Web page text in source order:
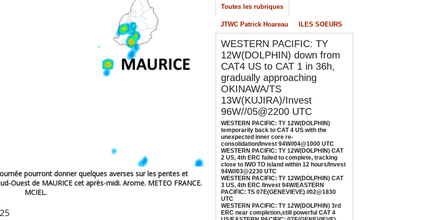
pourront donner quelques averses sur les pentes et
Ouest de MAURICE cet après-midi. Arome. METEO FRANCE.
MCIEL.
unexpected inner core re-
consolidation/Invest 94W//04@1000 UTC
08/04/2026 -PATRICK HOAREAU
WESTERN PACIFIC: TY 12W(DOLPHIN) CAT 2
US, 4th ERC failed to complete, tracking close
to IWO TO island within 12 hours/Invest
94W//03@2230 UTC
08/04/2026 -PATRICK HOAREAU
WESTERN PACIFIC: TY 12W(DOLPHIN) CAT 3
US, 4th ERC /Invest 94W/EASTERN PACIFIC:
TS 07E(GENEVIEVE) //02@1830 UTC
08/02/2026 -PATRICK HOAREAU
WESTERN PACIFIC: TY 12W(DOLPHIN) 3rd
ERC near completion,still powerful CAT 4
US/EASTERN PACIFIC: 07E(GENEVIEVE) nicely
depicted by SAR//01@1000 UTC
08/01/2026 -PATRICK HOAREAU
Toutes les rubriques
JTWC Patrick Hoareau ILES SOEURS
WESTERN PACIFIC: TY
12W(DOLPHIN) down from
CAT4 US to CAT 1 in 36h,
gradually approaching
OKINAWA/TS
13W(KUJIRA)/Invest
96W//05@2200 UTC
WESTERN PACIFIC: TY 12W(DOLPHIN)
temporarily back to CAT 4 US with the
unexpected inner core re-
consolidation/Invest 94W//04@1000 UTC
WESTERN PACIFIC: TY 12W(DOLPHIN) CAT
2 US, 4th ERC failed to complete, tracking
close to IWO TO island within 12 hours/Invest
94W//03@2230 UTC
WESTERN PACIFIC: TY 12W(DOLPHIN) CAT
3 US, 4th ERC /Invest 94W/EASTERN
PACIFIC: TS 07E(GENEVIEVE) //02@1830
UTC
WESTERN PACIFIC: TY 12W(DOLPHIN) 3rd
ERC near completion,still powerful CAT 4